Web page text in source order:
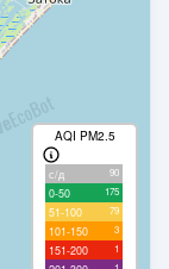
AQI PM2.5
с/д 90
0-50 175
51-100 79
101-150 3
151-200 1